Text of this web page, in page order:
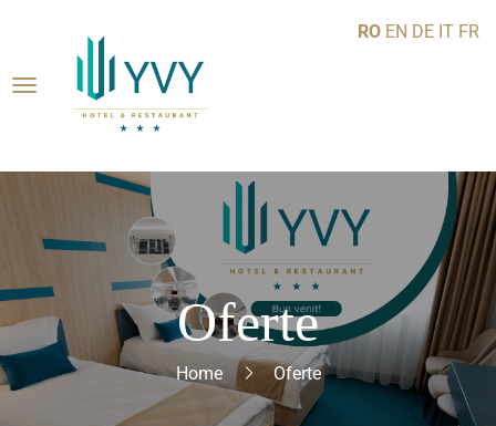
Oferte
Home Oferte
RO EN DE IT FR